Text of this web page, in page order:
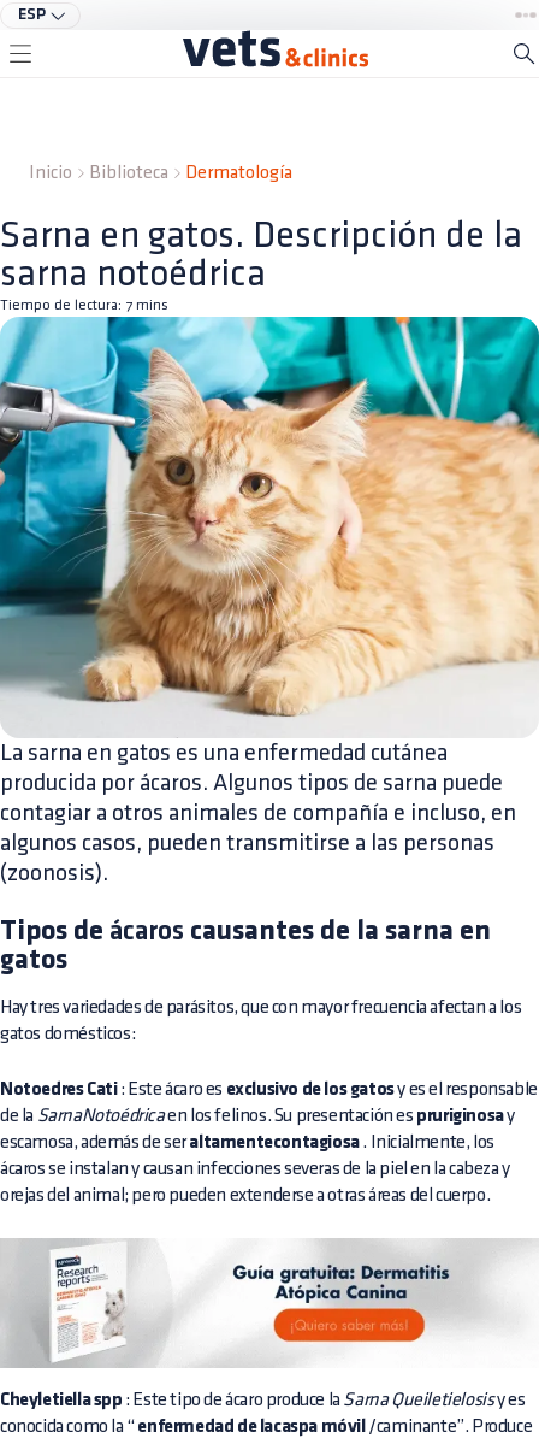
ESP
Inicio Biblioteca Dermatología
Sarna en gatos. Descripción de la
sarna notoédrica
Tiempo de lectura: 7 mins
La sarna en gatos es una enfermedad cutánea
producida por ácaros. Algunos tipos de sarna puede
contagiar a otros animales de compañía e incluso, en
algunos casos, pueden transmitirse a las personas
(zoonosis).
Tipos de ácaros causantes de la sarna en
gatos
Hay tres variedades de parásitos, que con mayor frecuencia afectan a los
gatos domésticos:
Notoedres Cati: Este ácaro es exclusivo de los gatosy es el responsable
de la SarnaNotoédricaen los felinos. Su presentación es pruriginosay
escamosa, además de seraltamentecontagiosa. Inicialmente, los
ácaros se instalan y causan infecciones severas de la piel en la cabeza y
orejas del animal; pero pueden extenderse a otras áreas del cuerpo.
Cheyletiella spp : Este tipo de ácaro produce la Sarna Queiletielosisy es
conocida como la “ enfermedad de lacaspa móvil /caminante”. Produce